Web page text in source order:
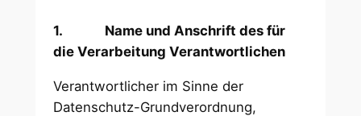
1. Name und Anschrift des für
die Verarbeitung Verantwortlichen
Verantwortlicher im Sinne der
Datenschutz-Grundverordnung,